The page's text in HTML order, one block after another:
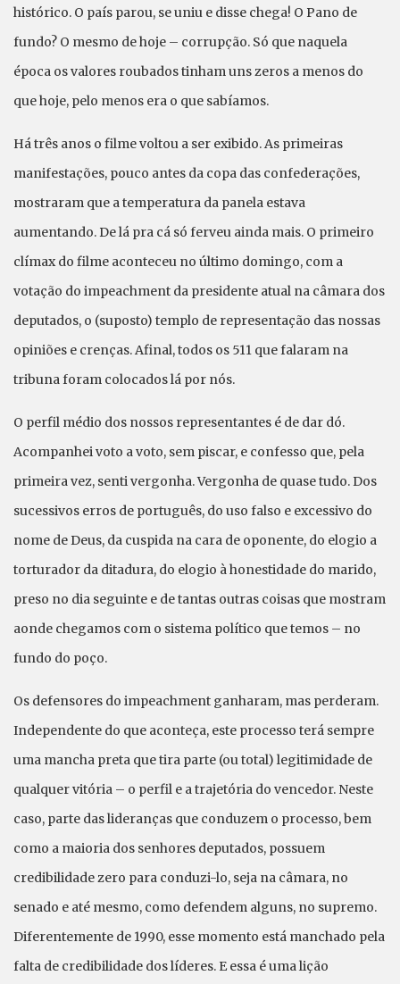
histórico. O país parou, se uniu e disse chega! O Pano de
fundo? O mesmo de hoje – corrupção. Só que naquela
época os valores roubados tinham uns zeros a menos do
que hoje, pelo menos era o que sabíamos.
Há três anos o filme voltou a ser exibido. As primeiras
manifestações, pouco antes da copa das confederações,
mostraram que a temperatura da panela estava
aumentando. De lá pra cá só ferveu ainda mais. O primeiro
clímax do filme aconteceu no último domingo, com a
votação do impeachment da presidente atual na câmara dos
deputados, o (suposto) templo de representação das nossas
opiniões e crenças. Afinal, todos os 511 que falaram na
tribuna foram colocados lá por nós.
O perfil médio dos nossos representantes é de dar dó.
Acompanhei voto a voto, sem piscar, e confesso que, pela
primeira vez, senti vergonha. Vergonha de quase tudo. Dos
sucessivos erros de português, do uso falso e excessivo do
nome de Deus, da cuspida na cara de oponente, do elogio a
torturador da ditadura, do elogio à honestidade do marido,
preso no dia seguinte e de tantas outras coisas que mostram
aonde chegamos com o sistema político que temos – no
fundo do poço.
Os defensores do impeachment ganharam, mas perderam.
Independente do que aconteça, este processo terá sempre
uma mancha preta que tira parte (ou total) legitimidade de
qualquer vitória – o perfil e a trajetória do vencedor. Neste
caso, parte das lideranças que conduzem o processo, bem
como a maioria dos senhores deputados, possuem
credibilidade zero para conduzi-lo, seja na câmara, no
senado e até mesmo, como defendem alguns, no supremo.
Diferentemente de 1990, esse momento está manchado pela
falta de credibilidade dos líderes. E essa é uma lição